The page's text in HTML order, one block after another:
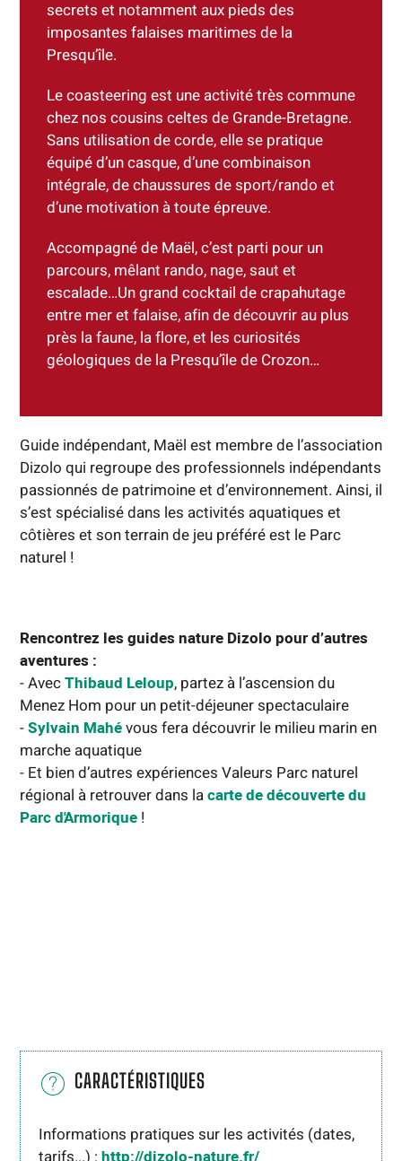
secrets et notamment aux pieds des
imposantes falaises maritimes de la
Presqu’île.
Le coasteering est une activité très commune
chez nos cousins celtes de Grande-Bretagne.
Sans utilisation de corde, elle se pratique
équipé d’un casque, d’une combinaison
intégrale, de chaussures de sport/rando et
d’une motivation à toute épreuve.
Accompagné de Maël, c’est parti pour un
parcours, mêlant rando, nage, saut et
escalade…Un grand cocktail de crapahutage
entre mer et falaise, afin de découvrir au plus
près la faune, la flore, et les curiosités
géologiques de la Presqu’île de Crozon…
Guide indépendant, Maël est membre de l’association
Dizolo qui regroupe des professionnels indépendants
passionnés de patrimoine et d’environnement. Ainsi, il
s’est spécialisé dans les activités aquatiques et
côtières et son terrain de jeu préféré est le Parc
naturel !
Rencontrez les guides nature Dizolo pour d’autres
aventures :
- AvecThibaud Leloup, partez à l’ascension du
Menez Hom pour un petit-déjeuner spectaculaire
-Sylvain Mahévous fera découvrir le milieu marin en
marche aquatique
- Et bien d’autres expériences Valeurs Parc naturel
régional à retrouver dans lacarte de découvertedu
Parc d'Armorique!
CARACTÉRISTIQUES
Informations pratiques sur les activités (dates,